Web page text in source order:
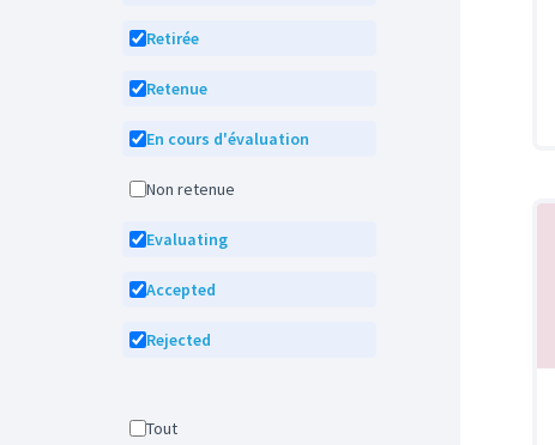
Retirée
Retenue
En cours d'évaluation
Non retenue
Evaluating
Accepted
Rejected
Tout